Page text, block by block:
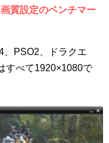
質設定のベンチマー
、PSO2、ドラクエ
すべて1920×1080で